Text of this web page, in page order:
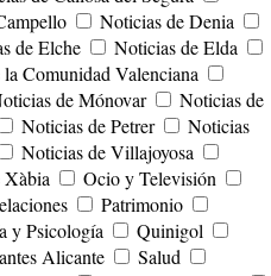
Noticias de Denia
de Elche
Noticias de Elda
Comunidad Valenciana
de Mónovar
Noticias de
Noticias de Petrer
Noticias
Noticias de Villajoyosa
Xàbia
Ocio y Televisión
Patrimonio
y Psicología
Quinigol
Alicante
Salud